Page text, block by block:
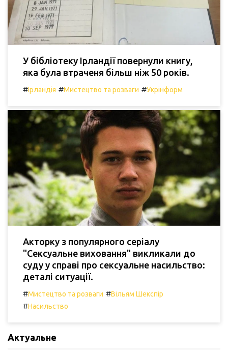
У бібліотеку Ірландії повернули книгу,
яка була втраченя більш ніж 50 років.
#Ірландія #Мистецтво та розваги #Укрінформ
Акторку з популярного серіалу
"Сексуальне виховання" викликали до
суду у справі про сексуальне насильство:
деталі ситуації.
#Мистецтво та розваги #Вільям Шекспір
#Насильство
Актуальне